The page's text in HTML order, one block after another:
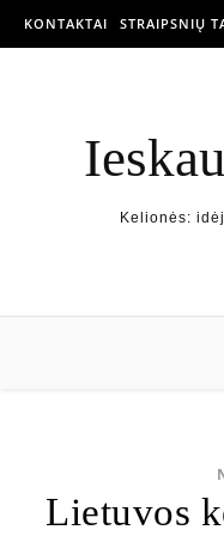
KONTAKTAI STRAIPSNIŲ
Kelionės:
Lietuvos